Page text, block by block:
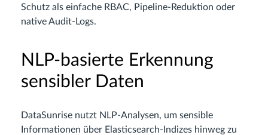
Schutz als einfache RBAC, Pipeline-Reduktion oder
native Audit-Logs.
NLP-basierte Erkennung
sensibler Daten
DataSunrise nutzt NLP-Analysen, um sensible
Informationen über Elasticsearch-Indizes hinweg zu